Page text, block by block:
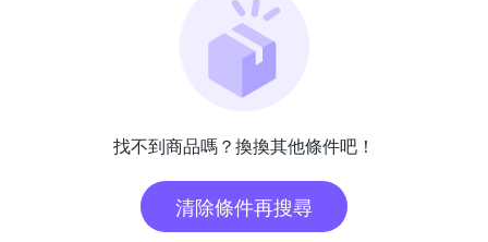
找不到商品嗎？換換其他條件吧！
清除條件再搜尋